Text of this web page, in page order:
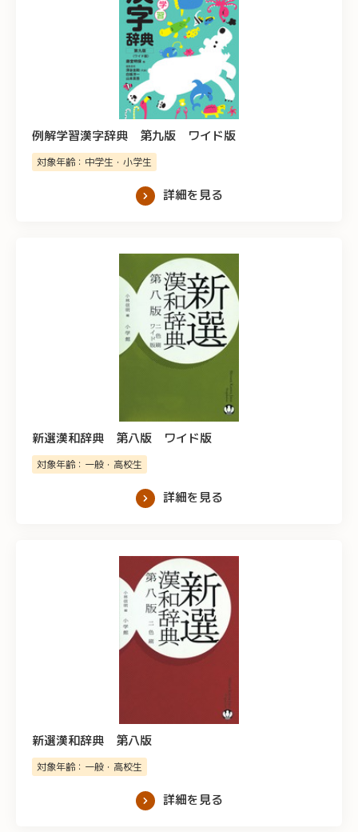
例解学習漢字辞典 第九版 ワイド版
対象年齢：中学生・小学生
詳細を見る
新選漢和辞典 第八版 ワイド版
対象年齢：一般・高校生
詳細を見る
新選漢和辞典 第八版
対象年齢：一般・高校生
詳細を見る